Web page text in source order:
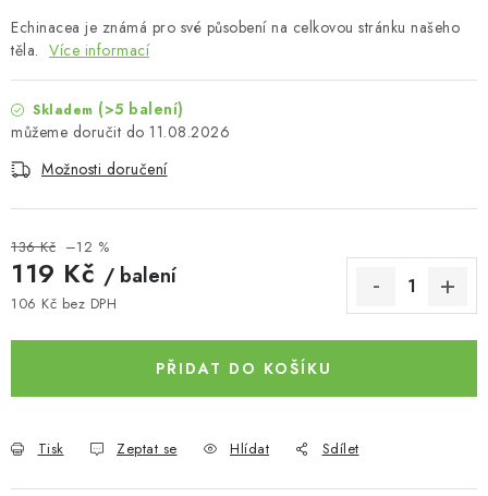
Echinacea je známá pro své působení na celkovou stránku našeho
těla. Více informací
Skladem (>5 balení)
11.08.2026
Možnosti doručení
136 Kč –12 %
119 Kč / balení
106 Kč bez DPH
PŘIDAT DO KOŠÍKU
Tisk Zeptat se Hlídat Sdílet